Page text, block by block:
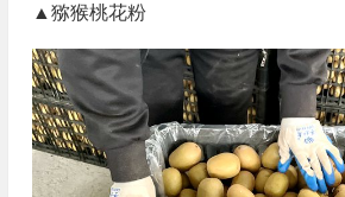
▲猕猴桃花粉